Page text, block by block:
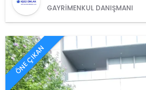
GAYRIMENKUL DANIŞMANI
ÖNE ÇIKAN